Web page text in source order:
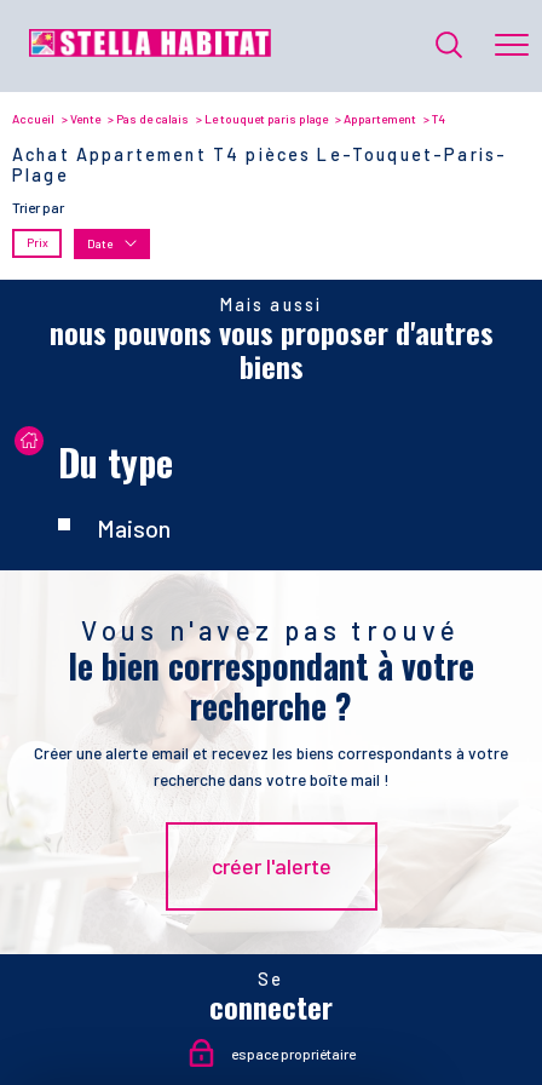
Accueil Vente Pas de calais Le touquet paris plage Appartement T4
Achat Appartement T4 pièces Le-Touquet-Paris-
Plage
Trier par
Prix Date
Mais aussi
nous pouvons vous proposer d'autres
biens
Du type
Maison
Vous n'avez pas trouvé
le bien correspondant à votre
recherche ?
Créer une alerte email et recevez les biens correspondants à votre
recherche dans votre boîte mail !
créer l'alerte
Se
connecter
espace propriétaire